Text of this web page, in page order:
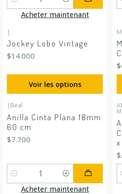
Quantité
Acheter maintenant
|
Jockey Lobo Vintage
$14.000
Voir les options
| Beal
Anilla Cinta Plana 18mm
60 cm
$7.700
Quantité
Acheter maintenant